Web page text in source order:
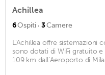
Achillea
6Ospiti · 3Camere
L'Achillea offre sistemazioni
sono dotati di WiFi gratuito
109 km dall’Aeroporto di